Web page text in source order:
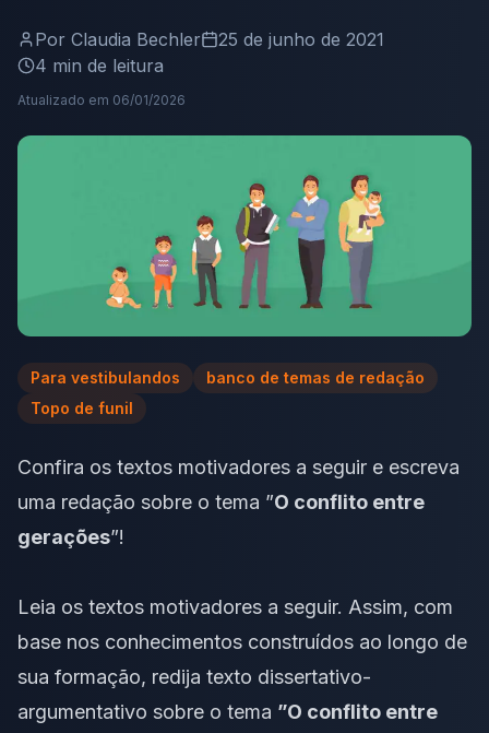
Por Claudia Bechler
25 de junho de 2021
4 min de leitura
Atualizado em 06/01/2026
Para vestibulandos
banco de temas de redação
Topo de funil
Confira os textos motivadores a seguir e escreva
uma redação sobre o tema ”O conflito entre
gerações”!
Leia os textos motivadores a seguir. Assim, com
base nos conhecimentos construídos ao longo de
sua formação, redija texto dissertativo-
argumentativo sobre o tema ”O conflito entre